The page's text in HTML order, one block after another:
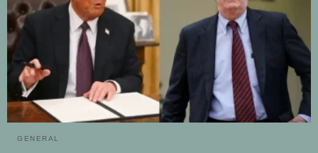
GENERAL